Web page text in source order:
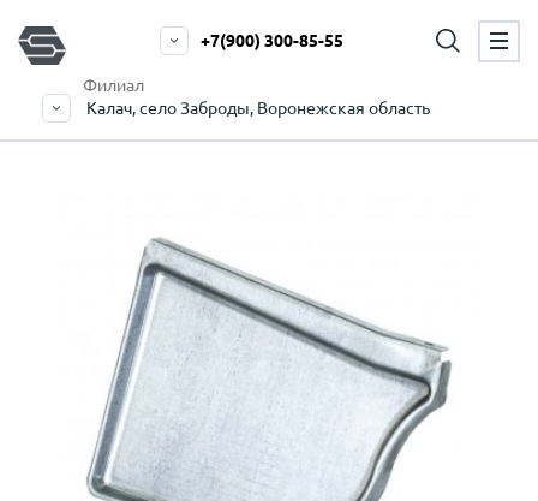
Филиал
Калач, село Заброды, Воронежская область
+7(900) 300-85-55